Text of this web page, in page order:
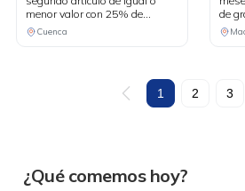
menor valor con 25% de
descuento.
Cuenca
de
1 2 3
Ahora tus blu
DESCÁRGALA
¿Qué comemos hoy?